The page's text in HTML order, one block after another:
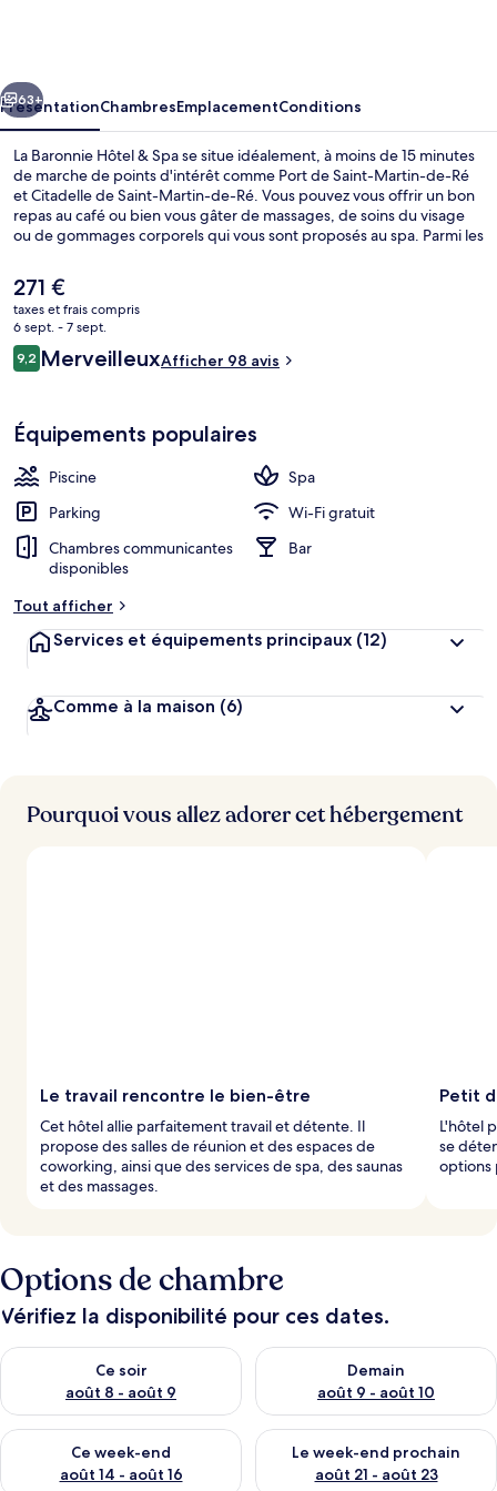
Spa
Suivant
63+
PrésentationChambresEmplacementConditions
La Baronnie Hôtel & Spa se situe idéalement, à moins de 15 minutes
de marche de points d'intérêt comme Port de Saint-Martin-de-Ré
et Citadelle de Saint-Martin-de-Ré. Vous pouvez vous offrir un bon
repas au café ou bien vous gâter de massages, de soins du visage
ou de gommages corporels qui vous sont proposés au spa. Parmi les
un sauna, et une piscine extérieure en saison.
Le
prix
actuel
est
de
271 €
taxes et frais compris
6 sept. - 7 sept.
Avis
voyageurs
9,29,2 sur 10
MerveilleuxAfficher 98 avis
Équipements populaires
Piscine
Spa
Parking
Wi-Fi gratuit
Chambres communicantes
disponibles
Bar
Tout afficher
Services et équipements principaux (12)
Comme à la maison (6)
Pourquoi vous allez adorer cet hébergement
Le travail rencontre le bien-être
Cet hôtel allie parfaitement travail et détente. Il
propose des salles de réunion et des espaces de
coworking, ainsi que des services de spa, des saunas
et des massages.
Petit
L'hôtel
se
options
Options de chambre
Vérifiez la disponibilité pour ces dates.
Ce soir
août 8 - août 9
Vérifier la disponibilité pour ce soir août 8 - août 9
Demain
août 9 - août 10
Vérifier la disponibilité pour
Ce week-end
août 14 - août 16
Vérifier la disponibilité pour ce week-end août 14 - août 16
Le week-end prochain
août 21 - août 23
Vérifier la disponibilité pour